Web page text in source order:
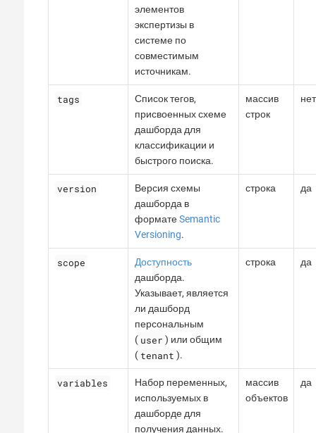
элементов
экспертизы в
системе по
совместимым
источникам.
tags
Список тегов,
присвоенных схеме
дашборда для
классификации и
быстрого поиска.
массив
строк
нет
version
Версия схемы
дашборда в
форматеSemantic
Versioning.
строка да
scope
Доступность
дашборда.
Указывает, является
ли дашборд
персональным
( user ) или общим
( tenant ).
строка да
variables
Набор переменных,
используемых в
дашборде для
получения данных.
массив
объектов
да